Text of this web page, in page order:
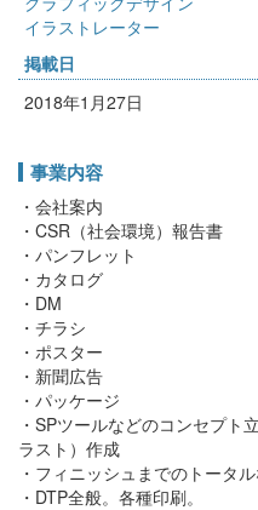
イラストレーター
掲載日
2018年1月27日
事業内容
・会社案内
・CSR（社会環境）報告書
・パンフレット
・カタログ
・DM
・チラシ
・ポスター
・新聞広告
・パッケージ
・SPツールなどのコンセプト
ラスト）作成
・フィニッシュまでのトータ
・DTP全般。各種印刷。